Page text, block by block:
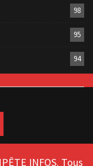
98
95
94
INFOS. Tous